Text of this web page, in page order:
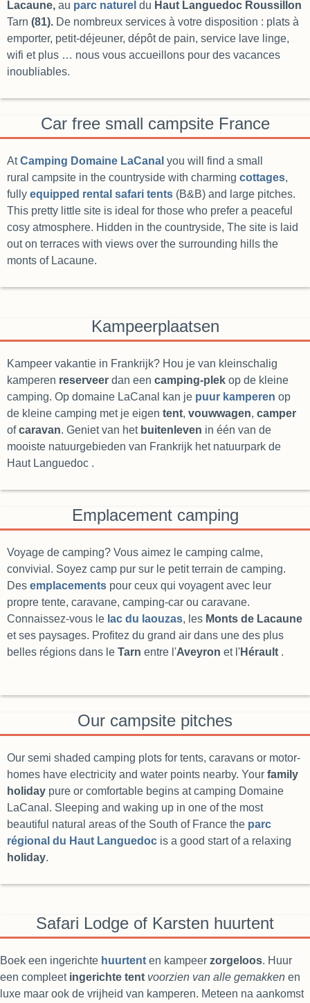
Lacaune, au parc naturel du Haut Languedoc Roussillon
Tarn (81). De nombreux services à votre disposition : plats à
emporter, petit-déjeuner, dépôt de pain, service lave linge,
wifi et plus … nous vous accueillons pour des vacances
inoubliables.
Car free small campsite France
AtCamping Domaine LaCanal you will find a small
rural campsite in the countryside with charming cottages,
fully equipped rental safari tents (B&B) and large pitches.
This pretty little site is ideal for those who prefer a peaceful
cosy atmosphere. Hidden in the countryside, The site is laid
out on terraces with views over the surrounding hills the
monts of Lacaune.
Kampeerplaatsen
Kampeer vakantie in Frankrijk? Hou je van kleinschalig
kamperen reserveer dan een camping-plek op de kleine
camping. Op domaine LaCanal kan je puur kamperen op
de kleine camping met je eigen tent, vouwwagen, camper
ofcaravan. Geniet van het buitenleven in één van de
mooiste natuurgebieden van Frankrijk het natuurpark de
Haut Languedoc .
Emplacement camping
Voyage de camping? Vous aimez le camping calme,
convivial. Soyez camp pur sur le petit terrain de camping.
Des emplacements pour ceux qui voyagent avec leur
propre tente, caravane, camping-car ou caravane.
Connaissez-vous le lac du laouzas, les Monts de Lacaune
et ses paysages. Profitez du grand air dans une des plus
belles régions dans le Tarn entre l'Aveyron et l'Hérault .
Our campsite pitches
Our semi shaded camping plots for tents, caravans or motor-
homes have electricity and water points nearby. Your family
holiday pure or comfortable begins at camping Domaine
LaCanal. Sleeping and waking up in one of the most
beautiful natural areas of the South of France the parc
régional du Haut Languedoc is a good start of a relaxing
holiday.
Safari Lodge of Karsten huurtent
Boek een ingerichte huurtent en kampeer zorgeloos. Huur
een compleet ingerichte tent voorzien van alle gemakken en
luxe maar ook de vrijheid van kamperen. Meteen na aankomst